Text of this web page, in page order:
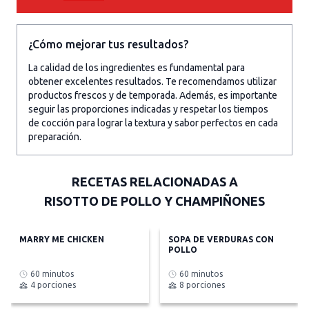
¿Cómo mejorar tus resultados?
La calidad de los ingredientes es fundamental para
obtener excelentes resultados. Te recomendamos utilizar
productos frescos y de temporada. Además, es importante
seguir las proporciones indicadas y respetar los tiempos
de cocción para lograr la textura y sabor perfectos en cada
preparación.
RECETAS RELACIONADAS A
RISOTTO DE POLLO Y CHAMPIÑONES
MARRY ME CHICKEN
60 minutos
4 porciones
SOPA DE VERDURAS CON
POLLO
60 minutos
8 porciones